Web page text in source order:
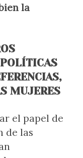
la
MUJERES
el papel de
de las